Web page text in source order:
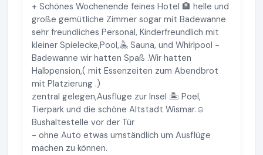
+ Schönes Wochenende feines Hotel 🏨 helle und
große gemütliche Zimmer sogar mit Badewanne
sehr freundliches Personal, Kinderfreundlich mit
kleiner Spielecke,Pool,🤽 Sauna, und Whirlpool -
Badewanne wir hatten Spaß .Wir hatten
Halbpension,( mit Essenzeiten zum Abendbrot
mit Platzierung .)
zentral gelegen,Ausflüge zur Insel 🏝️ Poel,
Tierpark und die schöne Altstadt Wismar.☺️
Bushaltestelle vor der Tür
- ohne Auto etwas umständlich um Ausflüge
machen zu können.